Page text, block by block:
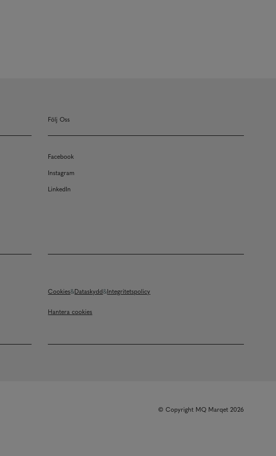
Följ Oss
Facebook
Instagram
LinkedIn
Cookies Dataskydd Integritetspolicy
Hantera cookies
© Copyright MQ Marqet 2026